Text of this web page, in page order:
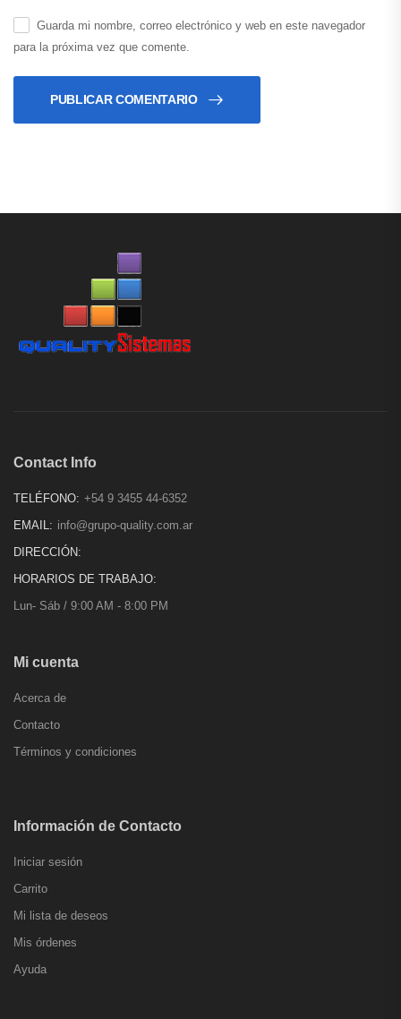
Guarda mi nombre, correo electrónico y web en este navegador
para la próxima vez que comente.
PUBLICAR COMENTARIO
Contact Info
TELÉFONO: +54 9 3455 44-6352
EMAIL: info@grupo-quality.com.ar
DIRECCIÓN:
HORARIOS DE TRABAJO:
Lun- Sáb / 9:00 AM - 8:00 PM
Mi cuenta
Acerca de
Contacto
Términos y condiciones
Información de Contacto
Iniciar sesión
Carrito
Mi lista de deseos
Mis órdenes
Ayuda